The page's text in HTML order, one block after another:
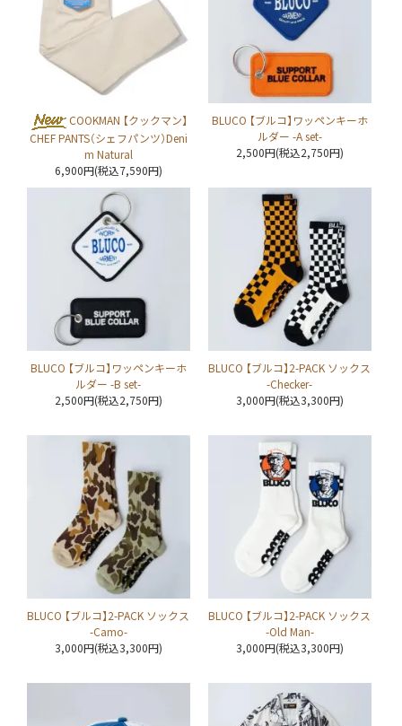
COOKMAN 【クックマン】
CHEF PANTS（シェフパンツ）Deni
m Natural
6,900円(税込7,590円)
BLUCO 【ブルコ】ワッペンキーホ
ルダー -A set-
2,500円(税込2,750円)
BLUCO 【ブルコ】ワッペンキーホ
ルダー -B set-
2,500円(税込2,750円)
BLUCO 【ブルコ】2-PACK ソックス
-Checker-
3,000円(税込3,300円)
BLUCO 【ブルコ】2-PACK ソックス
-Camo-
3,000円(税込3,300円)
BLUCO 【ブルコ】2-PACK ソックス
-Old Man-
3,000円(税込3,300円)